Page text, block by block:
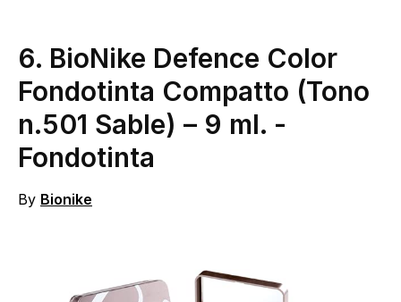
6. BioNike Defence Color
Fondotinta Compatto (Tono
n.501 Sable) – 9 ml. -
Fondotinta
By Bionike